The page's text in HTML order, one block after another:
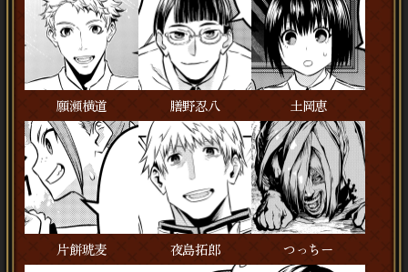
願瀬横道 膳野忍八 土岡恵
片餅琥麦 夜島拓郎 つっちー